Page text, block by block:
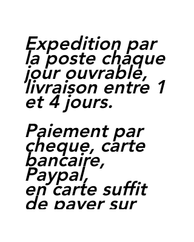
Expedition par
la poste chaque
jour ouvrable,
livraison entre 1
et 4 jours.
Paiement par
cheque, carte
bancaire,
Paypal,
en carte suffit
de payer sur